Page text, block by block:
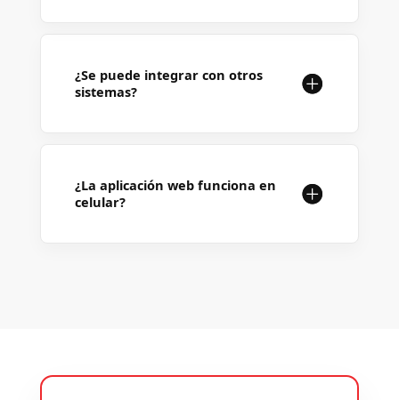
¿Se puede integrar con otros
sistemas?
¿La aplicación web funciona en
celular?